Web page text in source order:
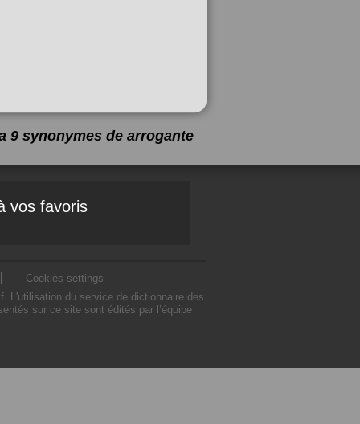
9 synonymes de arrogante
vos favoris
Cookies settings
L'utilisation du service de dictionnaire des
sur ce site sont édités par l’équipe